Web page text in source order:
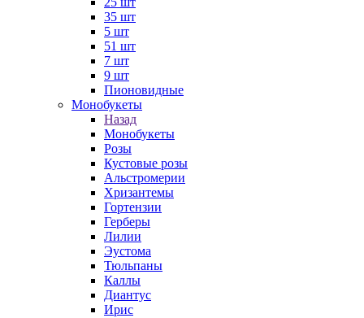
35 шт
5 шт
51 шт
7 шт
9 шт
Пионовидные
Монобукеты
Назад
Монобукеты
Розы
Кустовые розы
Альстромерии
Хризантемы
Гортензии
Герберы
Лилии
Эустома
Тюльпаны
Каллы
Диантус
Ирис